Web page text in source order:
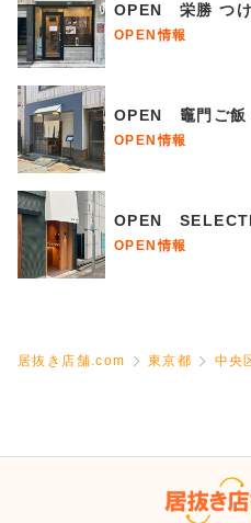
OPEN 栄勝 つけ
OPEN情報
OPEN 竈門ご飯
OPEN情報
OPEN
OPEN情報
居抜き店舗.com 東京都 中央